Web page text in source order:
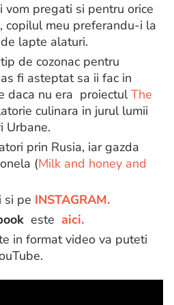
vom pregati si pentru orice
copilul meu preferandu-i la
lapte alaturi.
de cozonac pentru
fi asteptat sa ii fac in
daca nu era proiectulThe
culinara in jurul lumii
Urbane.
prin Rusia, iar gazda
(Milk and honey and
si pe INSTAGRAM.
este aici.
in format video va puteti